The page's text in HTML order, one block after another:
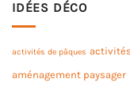
IDÉES DÉCO
activités de pâques
aménagement paysager